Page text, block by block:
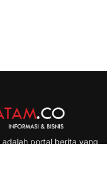
adalah portal berita yang